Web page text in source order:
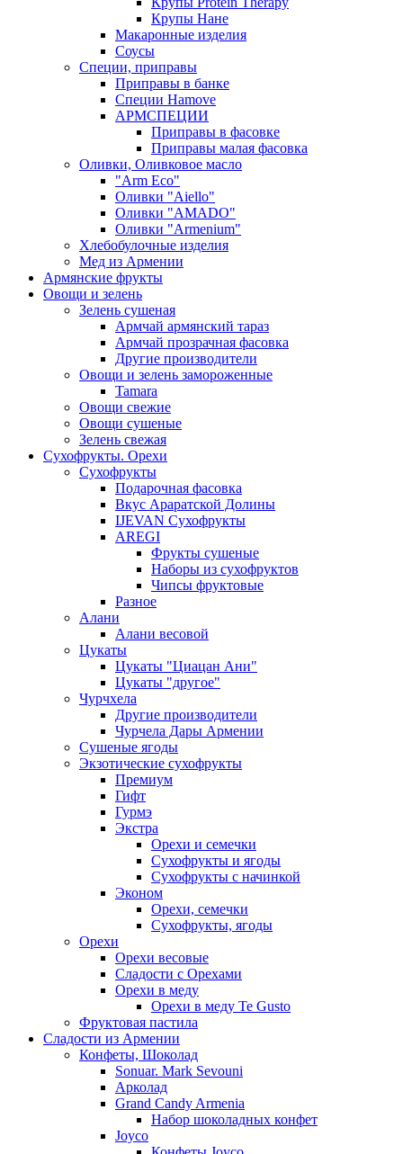
Крупы Нане
Макаронные изделия
Соусы
Специи, приправы
Приправы в банке
Специи Hamove
АРМСПЕЦИИ
Приправы в фасовке
Приправы малая фасовка
Оливки, Оливковое масло
"Arm Eco"
Оливки "Aiello"
Оливки "AMADO"
Оливки "Armenium"
Хлебобулочные изделия
Мед из Армении
Армянские фрукты
Овощи и зелень
Зелень сушеная
Армчай армянский тараз
Армчай прозрачная фасовка
Другие производители
Овощи и зелень замороженные
Tamara
Овощи свежие
Овощи сушеные
Зелень свежая
Сухофрукты. Орехи
Сухофрукты
Подарочная фасовка
Вкус Араратской Долины
IJEVAN Сухофрукты
AREGI
Фрукты сушеные
Наборы из сухофруктов
Чипсы фруктовые
Разное
Алани
Алани весовой
Цукаты
Цукаты "Циацан Ани"
Цукаты "другое"
Чурчхела
Другие производители
Чурчела Дары Армении
Сушеные ягоды
Экзотические сухофрукты
Премиум
Гифт
Гурмэ
Экстра
Орехи и семечки
Сухофрукты и ягоды
Сухофрукты с начинкой
Эконом
Орехи, семечки
Сухофрукты, ягоды
Орехи
Орехи весовые
Сладости с Орехами
Орехи в меду
Орехи в меду Te Gusto
Фруктовая пастила
Сладости из Армении
Конфеты, Шоколад
Sonuar. Mark Sevouni
Арколад
Grand Candy Armenia
Набор шоколадных конфет
Joyco